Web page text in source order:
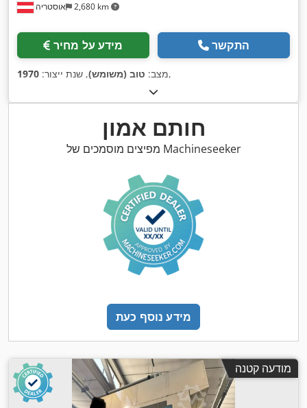
אוסטריה 2,680 km
מידע על מחיר התקשר
מצב: טוב (משומש), שנת ייצור: 1970 ,
חותם אמון
מפיצים מוסמכים של Machineseeker
מידע נוסף כעת
מודעה קטנה